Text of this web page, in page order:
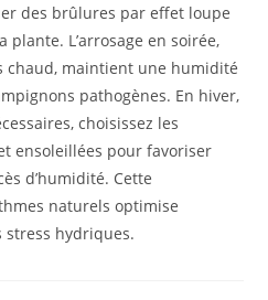
des brûlures par effet loupe
plante. L’arrosage en soirée,
maintient une humidité
pathogènes. En hiver,
choisissez les
ensoleillées pour favoriser
d’humidité. Cette
naturels optimise
stress hydriques.